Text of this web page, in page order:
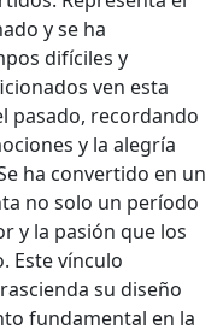
y se ha
difíciles y
ven esta
pasado, recordando
y la alegría
ha convertido en un
no solo un período
y la pasión que los
Este vínculo
su diseño
fundamental en la